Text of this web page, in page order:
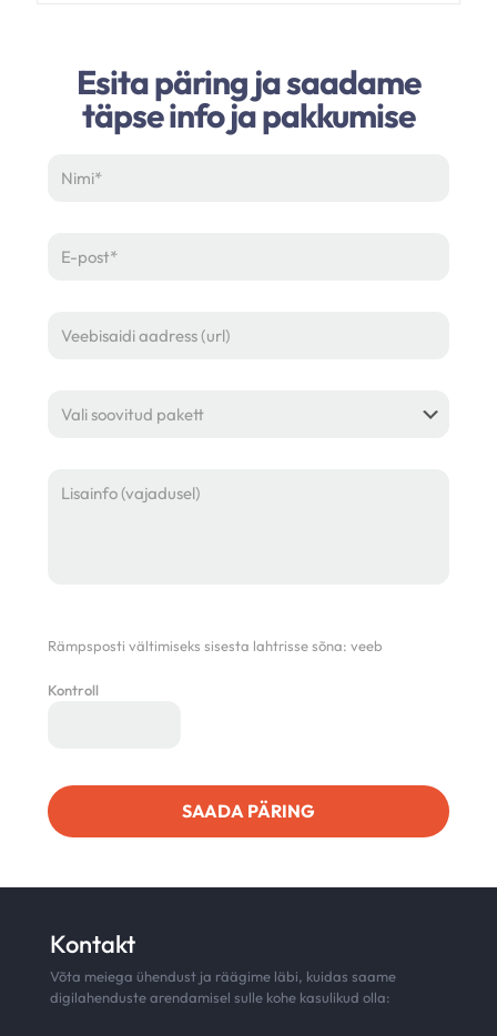
Esita päring ja saadame
täpse info ja pakkumise
Rämpsposti vältimiseks sisesta lahtrisse sõna: veeb
Kontroll
Kontakt
Võta meiega ühendust ja räägime läbi, kuidas saame
digilahenduste arendamisel sulle kohe kasulikud olla: